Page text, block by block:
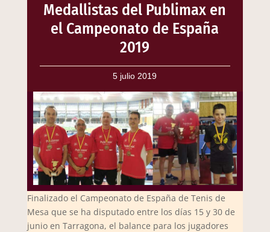
Medallistas del Publimax en
el Campeonato de España
2019
5 julio 2019
Finalizado el Campeonato de España de Tenis de
Mesa que se ha disputado entre los días 15 y 30 de
junio en Tarragona, el balance para los jugadores